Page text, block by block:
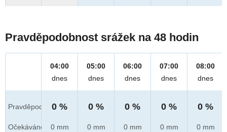
Pravděpodobnost srážek na 48 hodin
Pravděpod.
Očekáváno
04:00
dnes
0 %
0 mm
05:00
dnes
0 %
0 mm
06:00
dnes
0 %
0 mm
07:00
dnes
0 %
0 mm
08:00
dnes
0 %
0 mm